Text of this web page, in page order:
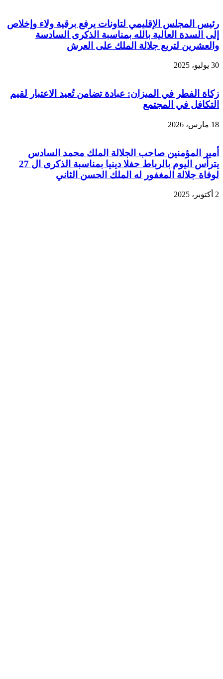
رئيس المجلس الإقليمي لتاونات يرفع برقية ولاء وإخلاص
إلى السدة العالية بالله بمناسبة الذكرى السادسة
والعشرين لتربع جلالة الملك على العرش
30 يوليو، 2025
زكاة الفطر في الميزان: عبادة تضامن تُعيد الاعتبار لقيم
التكافل في المجتمع
18 مارس، 2026
أمير المؤمنين صاحب الجلالة الملك محمد السادس
يترأس اليوم بالرباط حفلا دينيا بمناسبة الذكرى ال 27
لوفاة جلالة المغفور له الملك الحسن الثاني
2 أكتوبر، 2025